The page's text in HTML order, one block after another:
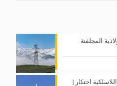
المجلفنة
احتكار |